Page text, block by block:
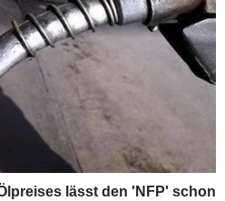
lässt den 'NFP' schon